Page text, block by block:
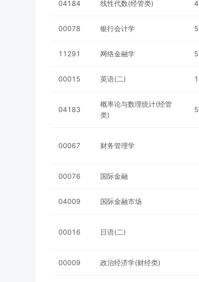
04184 线性代数(经管类) 4
00078 银行会计学 5
11291 网络金融学 5
00015 英语(二)
04183
概率论与数理统计(经管
类)
5
00067 财务管理学
00076 国际金融
04009 国际金融市场
00016 日语(二)
00009 政治经济学(财经类)